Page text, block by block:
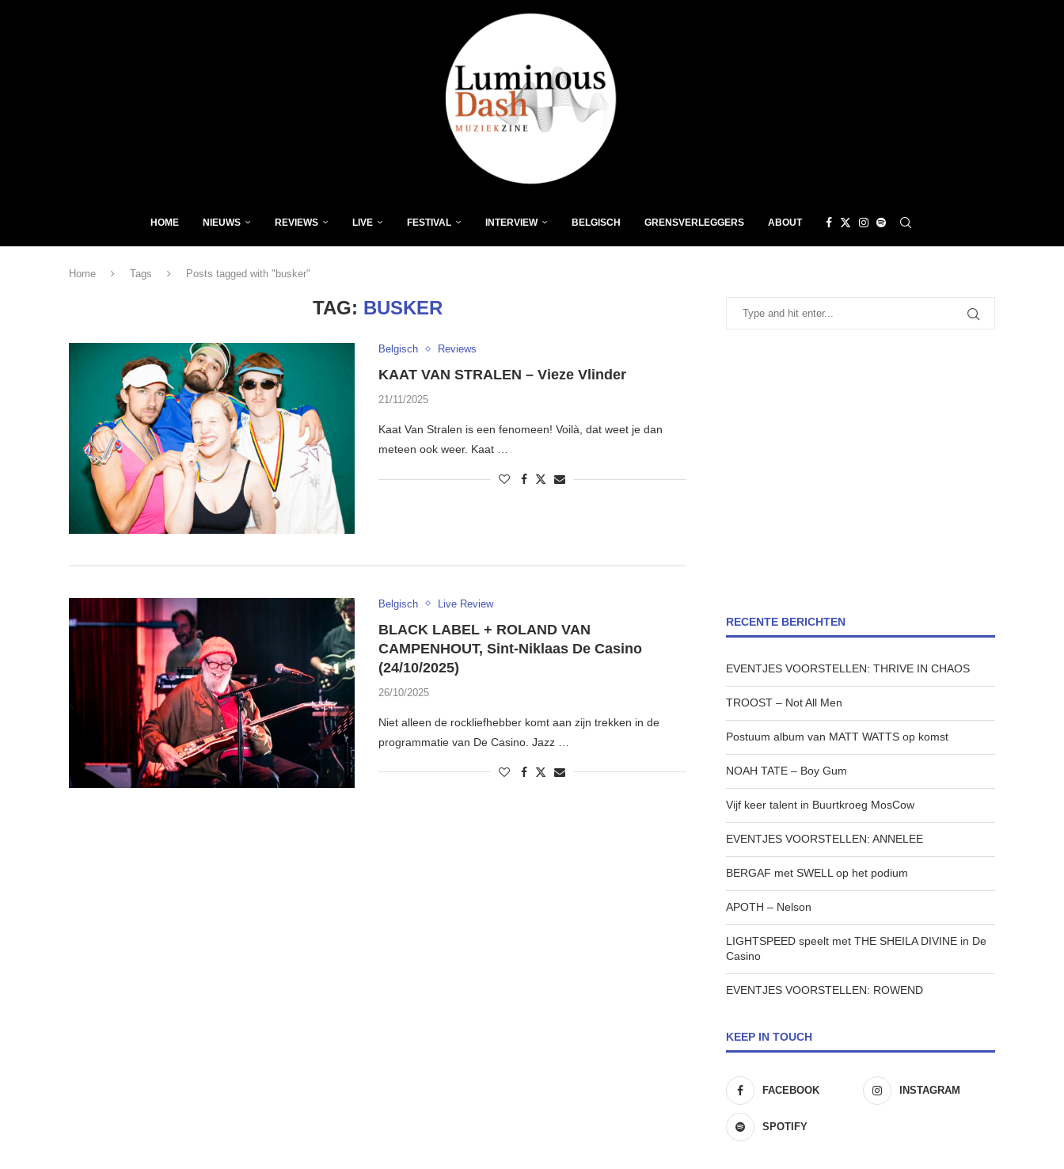
HOME NIEUWS REVIEWS LIVE FESTIVAL INTERVIEW BELGISCH GRENSVERLEGGERS ABOUT
Home Tags Posts tagged with "busker"
TAG: BUSKER
Belgisch Reviews
KAAT VAN STRALEN – Vieze Vlinder
21/11/2025
Kaat Van Stralen is een fenomeen! Voilà, dat weet je dan
meteen ook weer. Kaat …
Belgisch Live Review
BLACK LABEL + ROLAND VAN
CAMPENHOUT, Sint-Niklaas De Casino
(24/10/2025)
26/10/2025
Niet alleen de rockliefhebber komt aan zijn trekken in de
programmatie van De Casino. Jazz …
RECENTE BERICHTEN
EVENTJES VOORSTELLEN: THRIVE IN CHAOS
TROOST – Not All Men
Postuum album van MATT WATTS op komst
NOAH TATE – Boy Gum
Vijf keer talent in Buurtkroeg MosCow
EVENTJES VOORSTELLEN: ANNELEE
BERGAF met SWELL op het podium
APOTH – Nelson
LIGHTSPEED speelt met THE SHEILA DIVINE in De
Casino
EVENTJES VOORSTELLEN: ROWEND
KEEP IN TOUCH
FACEBOOK INSTAGRAM
SPOTIFY